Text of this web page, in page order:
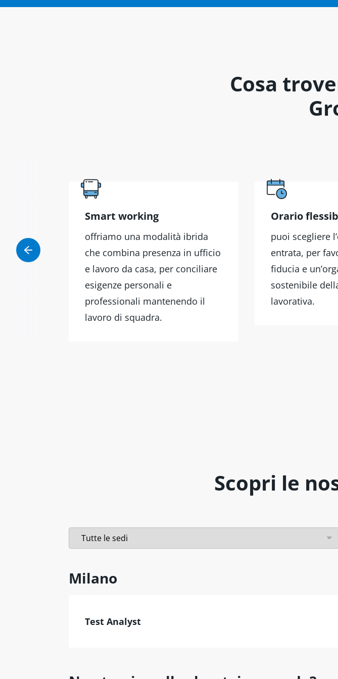
Cosa
Smart working
offriamo una modalità ibrida
che combina presenza in ufficio
e lavoro da casa, per conciliare
esigenze personali e
professionali mantenendo il
lavoro di squadra.
Orario
puoi scegliere
entrata, per
fiducia e
sostenibile
lavorativa.
Scopri le
Milano
Test Analyst